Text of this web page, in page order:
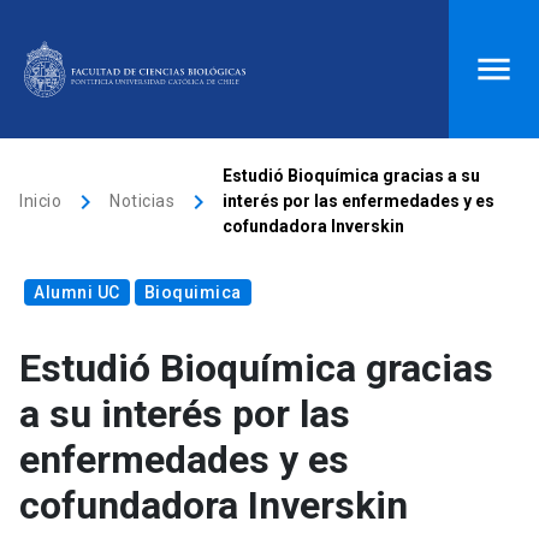
Biblioteca launch Donaciones launch
Quiénes somos
Inicio keyboard_arrow_right Noticias keyboard_arrow_right
Estudió Bioquímica gracias a su
interés por las enfermedades y es
cofundadora Inverskin
Alumni UC Bioquimica
Estudió Bioquímica gracias
a su interés por las
enfermedades y es
cofundadora Inverskin